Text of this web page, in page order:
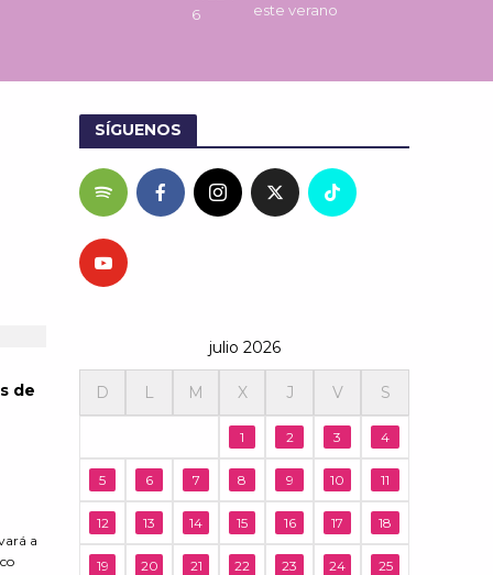
este verano
de
a
SÍGUENOS
julio 2026
D L M X J V S
1 2 3 4
5 6 7 8 9 10 11
12 13 14 15 16 17 18
19 20 21 22 23 24 25